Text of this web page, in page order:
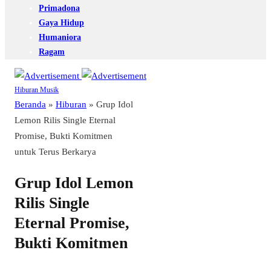
Primadona
Gaya Hidup
Humaniora
Ragam
Hiburan Musik
Beranda » Hiburan » Grup Idol
Lemon Rilis Single Eternal
Promise, Bukti Komitmen
untuk Terus Berkarya
Grup Idol Lemon
Rilis Single
Eternal Promise,
Bukti Komitmen